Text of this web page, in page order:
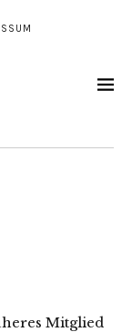
Mitglied